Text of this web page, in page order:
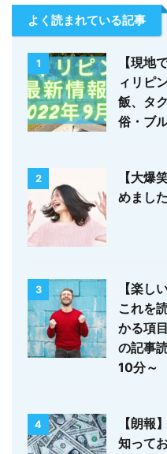
よく読まれている記事
1
【現地
ィリピ
飯、タ
俗・ブ
2
【大爆
めまし
3
【楽し
これを
かる項
の記事
10分～
4
【朗報
知って